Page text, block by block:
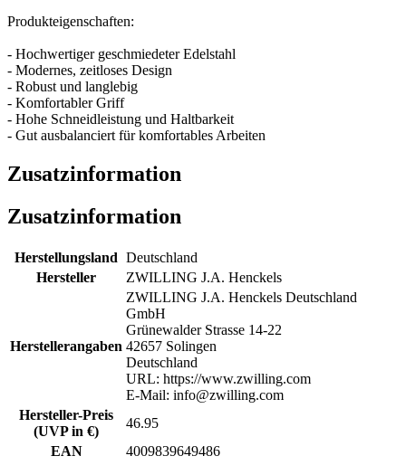
Produkteigenschaften:
- Hochwertiger geschmiedeter Edelstahl
- Modernes, zeitloses Design
- Robust und langlebig
- Komfortabler Griff
- Hohe Schneidleistung und Haltbarkeit
- Gut ausbalanciert für komfortables Arbeiten
Zusatzinformation
Zusatzinformation
Herstellungsland Deutschland
Hersteller
ZWILLING J.A. Henckels
Herstellerangaben
ZWILLING J.A. Henckels Deutschland
GmbH
Grünewalder Strasse 14-22
42657 Solingen
Deutschland
URL: https://www.zwilling.com
E-Mail: info@zwilling.com
Hersteller-Preis
(UVP in €)
46.95
EAN
4009839649486